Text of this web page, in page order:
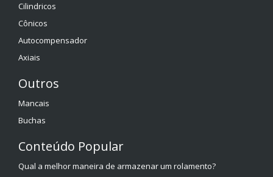
Cilindricos
Cônicos
Autocompensador
Axiais
Outros
Mancais
Buchas
Conteúdo Popular
Qual a melhor maneira de armazenar um rolamento?